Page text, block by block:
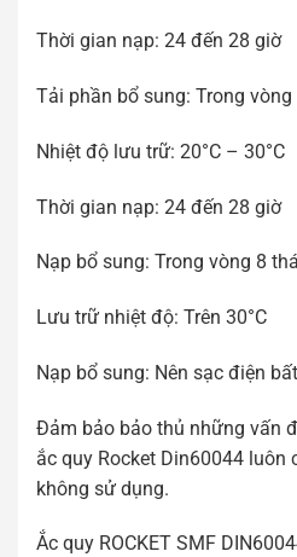
Thời gian nạp: 24 đến 28 giờ
Tải phần bổ sung: Trong
Nhiệt độ lưu trữ: 20°C – 30°C
Thời gian nạp: 24 đến 28 giờ
Nạp bổ sung: Trong vòng 8
Lưu trữ nhiệt độ: Trên 30°C
Nạp bổ sung: Nên sạc điện
Đảm bảo bảo thủ những vấn
ắc quy Rocket Din60044 luôn
không sử dụng.
Ắc quy ROCKET SMF